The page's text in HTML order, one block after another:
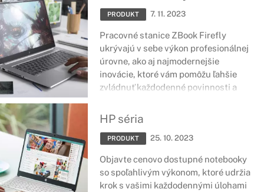
inžinierov a vedcov, produktových
dizajnérov či samotných vývojárov.
PRODUKT 7. 11. 2023
Pracovné stanice ZBook Firefly
ukrývajú v sebe výkon profesionálnej
úrovne, ako aj najmodernejšie
inovácie, ktoré vám pomôžu ľahšie
zvládnuť každodenné povinnosti a
na náročné softvéry zamerané na
tvorbu 2D či 3D návrhov a množstvo
ďalšieho.
HP séria
PRODUKT 25. 10. 2023
Objavte cenovo dostupné notebooky
so spoľahlivým výkonom, ktoré udržia
krok s vašimi každodennými úlohami